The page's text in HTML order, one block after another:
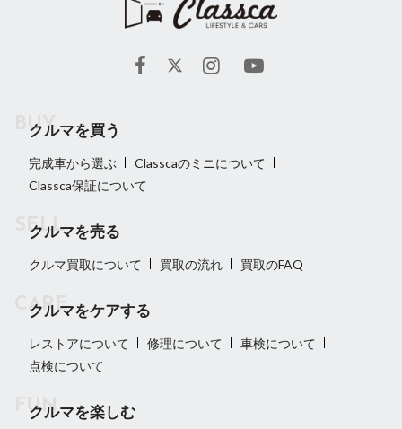
クルマを買う
完成車から選ぶ
Classcaのミニについて
Classca保証について
クルマを売る
クルマ買取について 買取の流れ 買取のFAQ
クルマをケアする
レストアについて 修理について
車検について
点検について
クルマを楽しむ